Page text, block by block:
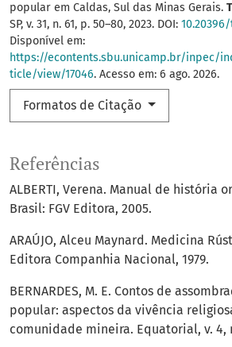
popular em Caldas, Sul das Minas Gerais.
SP, v. 31, n. 61, p. 50–80, 2023. DOI: 10.20396/
Disponível em:
https://econtents.sbu.unicamp.br/inpec/
ticle/view/17046. Acesso em: 6 ago. 2026.
Formatos de Citação
Referências
ALBERTI, Verena. Manual de história
Brasil: FGV Editora, 2005.
ARAÚJO, Alceu Maynard. Medicina
Editora Companhia Nacional, 1979.
BERNARDES, M. E. Contos de
popular: aspectos da vivência
comunidade mineira. Equatorial, v. 4,